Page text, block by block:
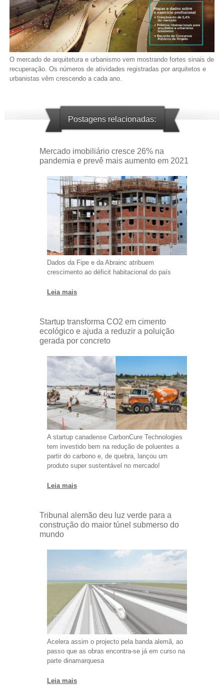
O mercado de arquitetura e urbanismo vem mostrando fortes sinais de
recuperação. Os números de atividades registradas por arquitetos e
urbanistas vêm crescendo a cada ano.
Postagens relacionadas:
Mercado imobiliário cresce 26% na
pandemia e prevê mais aumento em 2021
Dados da Fipe e da Abrainc atribuem
crescimento ao déficit habitacional do país
Leia mais
Startup transforma CO2 em cimento
ecológico e ajuda a reduzir a poluição
gerada por concreto
A startup canadense CarbonCure Technologies
tem investido bem na redução de poluentes a
partir do carbono e, de quebra, lançou um
produto super sustentável no mercado!
Leia mais
Tribunal alemão deu luz verde para a
construção do maior túnel submerso do
mundo
Acelera assim o projecto pela banda alemã, ao
passo que as obras encontra-se já em curso na
parte dinamarquesa
Leia mais